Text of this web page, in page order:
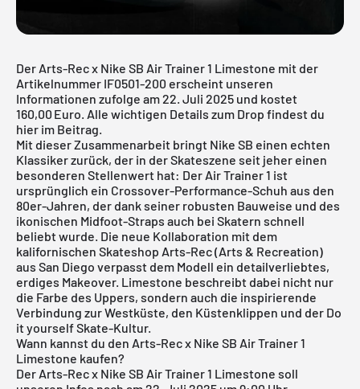
Der Arts-Rec x Nike SB Air Trainer 1 Limestone mit der
Artikelnummer IF0501-200 erscheint unseren
Informationen zufolge am 22. Juli 2025 und kostet
160,00 Euro. Alle wichtigen Details zum Drop findest du
hier im Beitrag.
Mit dieser Zusammenarbeit bringt Nike SB einen echten
Klassiker zurück, der in der Skateszene seit jeher einen
besonderen Stellenwert hat: Der Air Trainer 1 ist
ursprünglich ein Crossover-Performance-Schuh aus den
80er-Jahren, der dank seiner robusten Bauweise und des
ikonischen Midfoot-Straps auch bei Skatern schnell
beliebt wurde. Die neue Kollaboration mit dem
kalifornischen Skateshop Arts-Rec (Arts & Recreation)
aus San Diego verpasst dem Modell ein detailverliebtes,
erdiges Makeover. Limestone beschreibt dabei nicht nur
die Farbe des Uppers, sondern auch die inspirierende
Verbindung zur Westküste, den Küstenklippen und der Do
it yourself Skate-Kultur.
Wann kannst du den Arts-Rec x Nike SB Air Trainer 1
Limestone kaufen?
Der Arts-Rec x Nike SB Air Trainer 1 Limestone soll